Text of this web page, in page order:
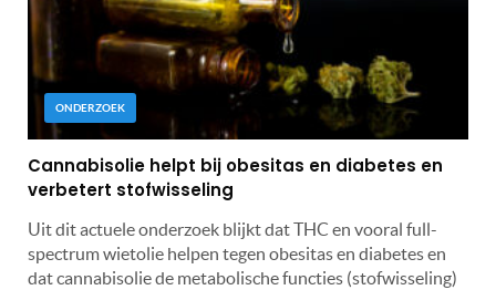
ONDERZOEK
Cannabisolie helpt bij obesitas en diabetes en
verbetert stofwisseling
Uit dit actuele onderzoek blijkt dat THC en vooral full-
spectrum wietolie helpen tegen obesitas en diabetes en
dat cannabisolie de metabolische functies (stofwisseling)